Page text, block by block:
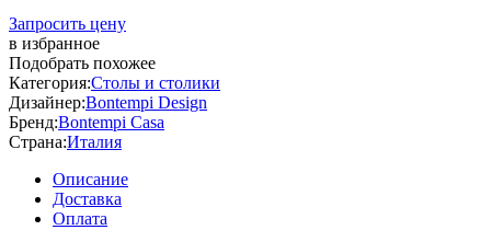
Запросить цену
в избранное
Подобрать похожее
Категория:Столы и столики
Дизайнер:Bontempi Design
Бренд:Bontempi Casa
Страна:Италия
Описание
Доставка
Оплата